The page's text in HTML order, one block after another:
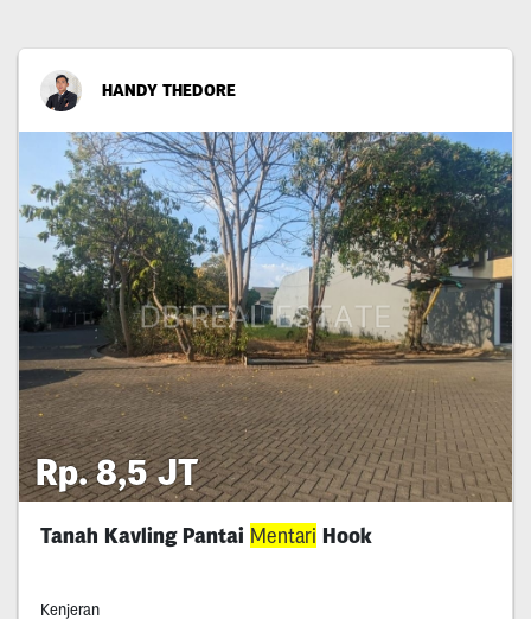
HANDY THEDORE
Rp. 8,5 JT
Tanah Kavling Pantai Mentari Hook
Kenjeran